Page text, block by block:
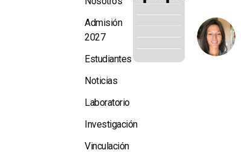
Admisión
2027
Estudiantes
Noticias
Laboratorio
Investigación
Vinculación